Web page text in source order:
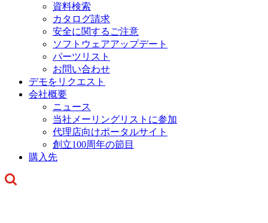
資料検索
カタログ請求
安全に関するご注意
ソフトウェアアップデート
パーツリスト
お問い合わせ
デモをリクエスト
会社概要
ニュース
当社メーリングリストに参加
代理店向けポータルサイト
創立100周年の節目
購入先